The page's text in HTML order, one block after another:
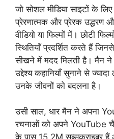
जो सोशल मीडिया साइटों के
प्रेरणात्मक और प्रेरक उद्धरण
वीडियो या फिल्मों में। छोटी
स्थितियाँ प्रदर्शित करते हैं
सीखने में मदद मिलती है। मैन ने
उद्देश्य कहानियाँ सुनाने से
उनके जीवनों को बदलना है।
उसी साल, धार मैन ने अपना
रचनाओं को अपने YouTube